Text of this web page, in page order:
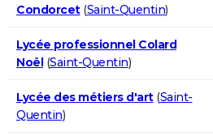
Condorcet(Saint-Quentin)
Lycée professionnel Colard
Noël(Saint-Quentin)
Lycée des métiers d'art(Saint-
Quentin)